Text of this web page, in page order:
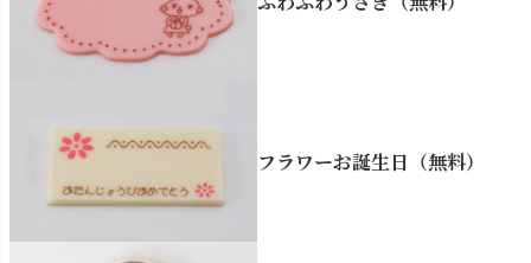
フラワーお誕生日（無料）